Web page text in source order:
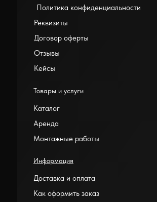
Товары и услуги
Каталог
Аренда
Монтажные работы
Информация
Доставка и оплата
Как оформить заказ
Договор оферты
Реквизиты
Кейсы
Отзывы
Политика конфиденциальности